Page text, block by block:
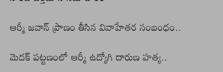
ఆర్మీ జ‌వాన్ ప్రాణం తీసిన వివాహేత‌ర సంబంధం..
మెద‌క్ ప‌ట్ట‌ణంలో ఆర్మీ ఉద్యోగి దారుణ హత్య..